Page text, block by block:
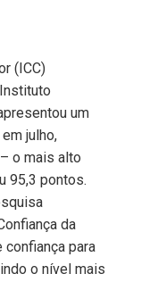
(ICC)
um
julho,
o mais alto
95,3 pontos.
da
confiança para
o nível mais